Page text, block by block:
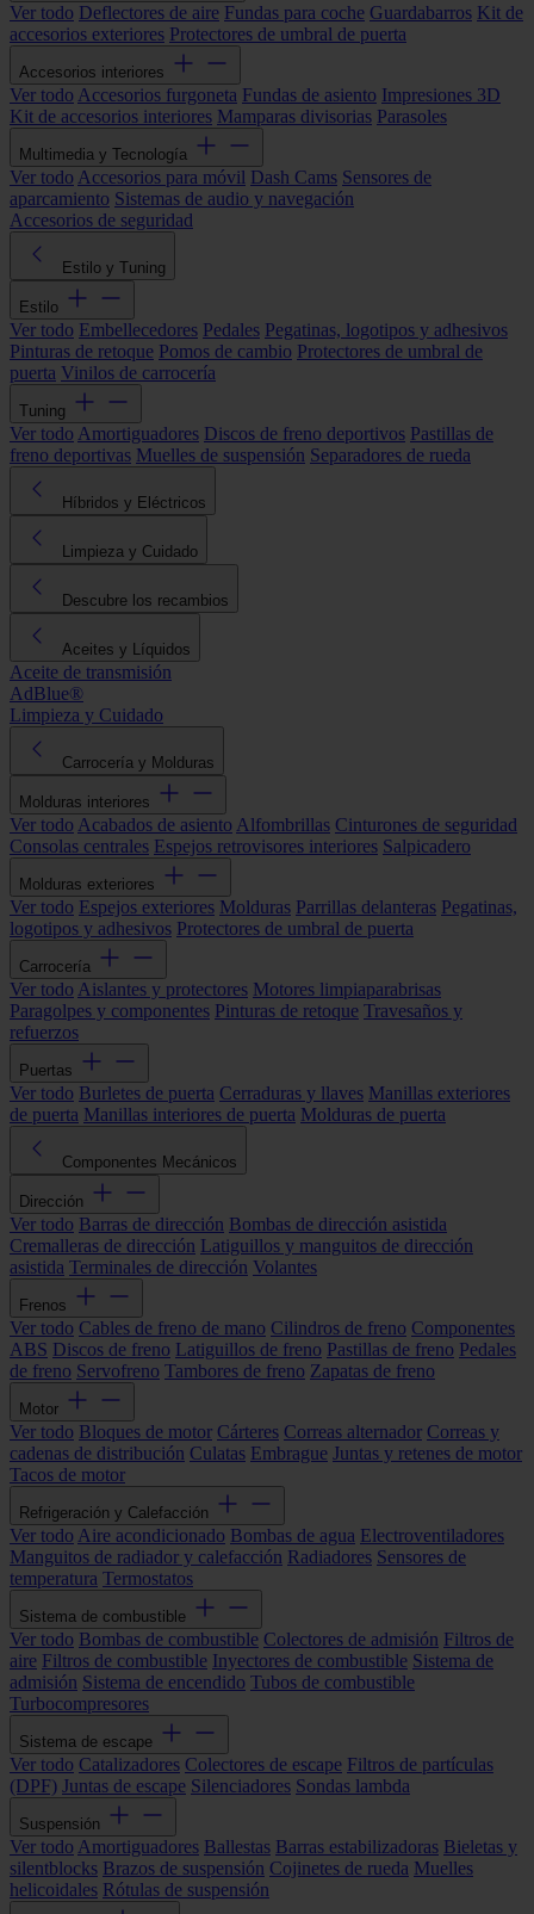
Ver todo Deflectores de aire Fundas para coche Guardabarros Kit de
accesorios exteriores Protectores de umbral de puerta
Accesorios interiores
Ver todo Accesorios furgoneta Fundas de asiento Impresiones 3D
Kit de accesorios interiores Mamparas divisorias Parasoles
Multimedia y Tecnología
Ver todo Accesorios para móvil Dash Cams Sensores de
aparcamiento Sistemas de audio y navegación
Accesorios de seguridad
Estilo y Tuning
Estilo
Ver todo Embellecedores Pedales Pegatinas, logotipos y adhesivos
Pinturas de retoque Pomos de cambio Protectores de umbral de
puerta Vinilos de carrocería
Tuning
Ver todo Amortiguadores Discos de freno deportivos Pastillas de
freno deportivas Muelles de suspensión Separadores de rueda
Híbridos y Eléctricos
Limpieza y Cuidado
Descubre los recambios
Aceites y Líquidos
Aceite de transmisión
AdBlue®
Limpieza y Cuidado
Carrocería y Molduras
Molduras interiores
Ver todo Acabados de asiento Alfombrillas Cinturones de seguridad
Consolas centrales Espejos retrovisores interiores Salpicadero
Molduras exteriores
Ver todo Espejos exteriores Molduras Parrillas delanteras Pegatinas,
logotipos y adhesivos Protectores de umbral de puerta
Carrocería
Ver todo Aislantes y protectores Motores limpiaparabrisas
Paragolpes y componentes Pinturas de retoque Travesaños y
refuerzos
Puertas
Ver todo Burletes de puerta Cerraduras y llaves Manillas exteriores
de puerta Manillas interiores de puerta Molduras de puerta
Componentes Mecánicos
Dirección
Ver todo Barras de dirección Bombas de dirección asistida
Cremalleras de dirección Latiguillos y manguitos de dirección
asistida Terminales de dirección Volantes
Frenos
Ver todo Cables de freno de mano Cilindros de freno Componentes
ABS Discos de freno Latiguillos de freno Pastillas de freno Pedales
de freno Servofreno Tambores de freno Zapatas de freno
Motor
Ver todo Bloques de motor Cárteres Correas alternador Correas y
cadenas de distribución Culatas Embrague Juntas y retenes de motor
Tacos de motor
Refrigeración y Calefacción
Ver todo Aire acondicionado Bombas de agua Electroventiladores
Manguitos de radiador y calefacción Radiadores Sensores de
temperatura Termostatos
Sistema de combustible
Ver todo Bombas de combustible Colectores de admisión Filtros de
aire Filtros de combustible Inyectores de combustible Sistema de
admisión Sistema de encendido Tubos de combustible
Turbocompresores
Sistema de escape
Ver todo Catalizadores Colectores de escape Filtros de partículas
(DPF) Juntas de escape Silenciadores Sondas lambda
Suspensión
Ver todo Amortiguadores Ballestas Barras estabilizadoras Bieletas y
silentblocks Brazos de suspensión Cojinetes de rueda Muelles
helicoidales Rótulas de suspensión